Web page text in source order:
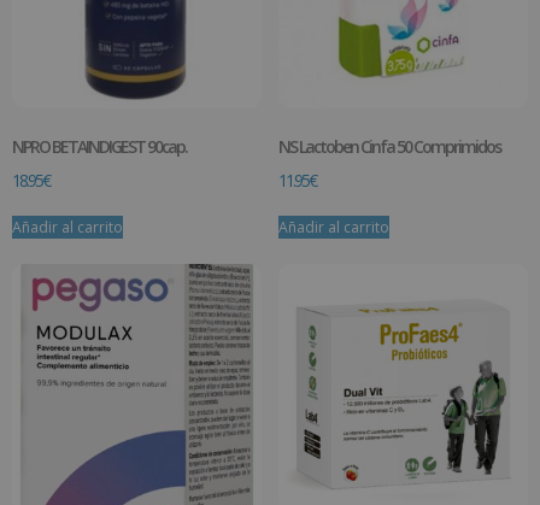
NPRO BETAINDIGEST 90cap.
18.95€
Añadir al carrito
NS Lactoben Cinfa 50 Comprimidos
11.95€
Añadir al carrito